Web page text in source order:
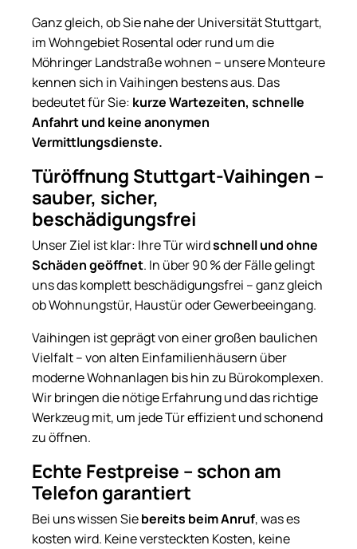
Ganz gleich, ob Sie nahe der Universität Stuttgart,
im Wohngebiet Rosental oder rund um die
Möhringer Landstraße wohnen – unsere Monteure
kennen sich in Vaihingen bestens aus. Das
bedeutet für Sie: kurze Wartezeiten, schnelle
Anfahrt und keine anonymen
Vermittlungsdienste.
Türöffnung Stuttgart-Vaihingen –
sauber, sicher,
beschädigungsfrei
Unser Ziel ist klar: Ihre Tür wirdschnell und ohne
Schäden geöffnet. In über 90 % der Fälle gelingt
uns das komplett beschädigungsfrei – ganz gleich
ob Wohnungstür, Haustür oder Gewerbeeingang.
Vaihingen ist geprägt von einer großen baulichen
Vielfalt – von alten Einfamilienhäusern über
moderne Wohnanlagen bis hin zu Bürokomplexen.
Wir bringen die nötige Erfahrung und das richtige
Werkzeug mit, um jede Tür effizient und schonend
zu öffnen.
Echte Festpreise – schon am
Telefon garantiert
Bei uns wissen Siebereits beim Anruf, was es
kosten wird. Keine versteckten Kosten, keine